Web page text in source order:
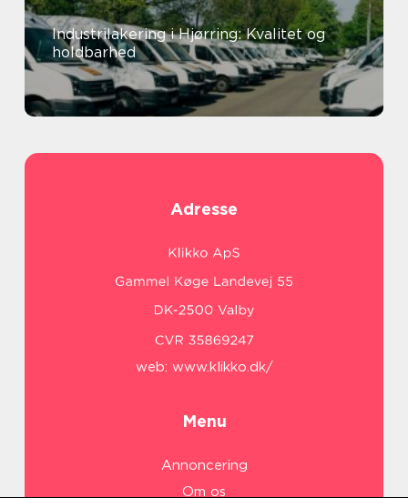
Industrilakering i Hjørring: Kvalitet og
holdbarhed
Adresse
web: www.klikko.dk/
Menu
Annoncering
Om os